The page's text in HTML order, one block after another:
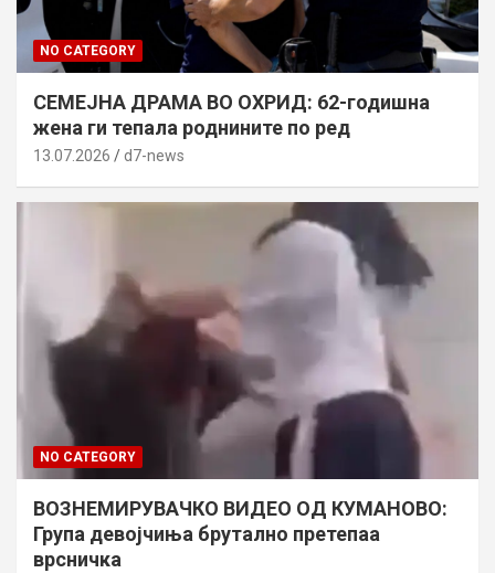
NO CATEGORY
СЕМЕЈНА ДРАМА ВО ОХРИД: 62-годишна
жена ги тепала роднините по ред
13.07.2026 d7-news
NO CATEGORY
ВОЗНЕМИРУВАЧКО ВИДЕО ОД КУМАНОВО:
Група девојчиња брутално претепаа
врсничка